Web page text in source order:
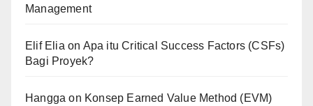
Management
Elif Elia on Apa itu Critical Success Factors (CSFs)
Bagi Proyek?
Hangga on Konsep Earned Value Method (EVM)